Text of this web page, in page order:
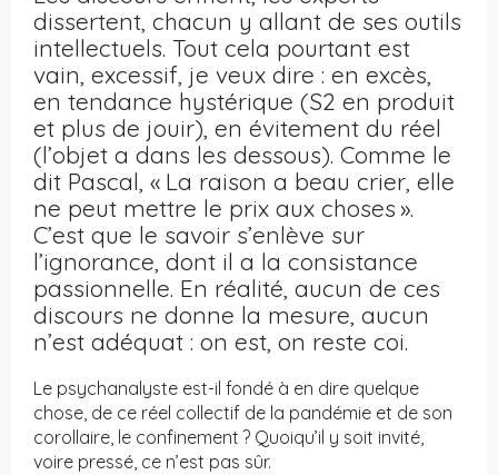
dissertent, chacun y allant de ses outils
intellectuels. Tout cela pourtant est
vain, excessif, je veux dire : en excès,
en tendance hystérique (S2 en produit
et plus de jouir), en évitement du réel
(l’objet a dans les dessous). Comme le
dit Pascal, « La raison a beau crier, elle
ne peut mettre le prix aux choses ».
C’est que le savoir s’enlève sur
l’ignorance, dont il a la consistance
passionnelle. En réalité, aucun de ces
discours ne donne la mesure, aucun
n’est adéquat : on est, on reste coi.
Le psychanalyste est-il fondé à en dire quelque
chose, de ce réel collectif de la pandémie et de son
corollaire, le confinement ? Quoiqu’il y soit invité,
voire pressé, ce n’est pas sûr.